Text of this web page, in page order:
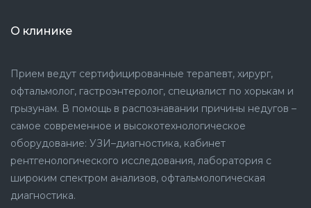
О клинике
Прием ведут сертифицированные терапевт, хирург,
офтальмолог, гастроэнтеролог, специалист по хорькам и
грызунам. В помощь в распознавании причины недугов –
самое современное и высокотехнологическое
оборудование: УЗИ–диагностика, кабинет
рентгенологического исследования, лаборатория с
широким спектром анализов, офтальмологическая
диагностика.